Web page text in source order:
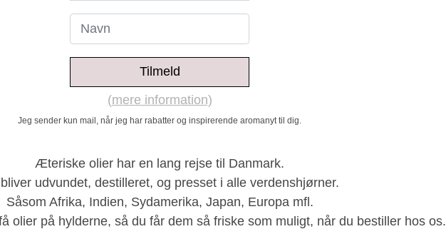
Tilmeld
(mere information)
Jeg sender kun mail, når jeg har rabatter og inspirerende aromanyt til dig.
Æteriske olier har en lang rejse til Danmark.
udvundet, destilleret, og presset i alle verdenshjørner.
Såsom Afrika, Indien, Sydamerika, Japan, Europa mfl.
olier på hylderne, så du får dem så friske som muligt, når du bestiller hos os.